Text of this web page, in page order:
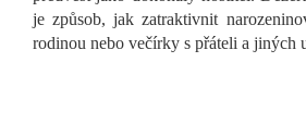
je způsob, jak zatraktivnit
rodinou nebo večírky s přáteli a jiných